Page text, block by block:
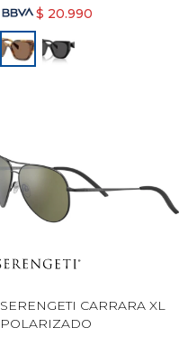
$ 20.990
SERENGETI CARRARA XL
POLARIZADO